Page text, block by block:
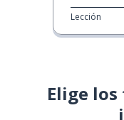
Lección
Elige